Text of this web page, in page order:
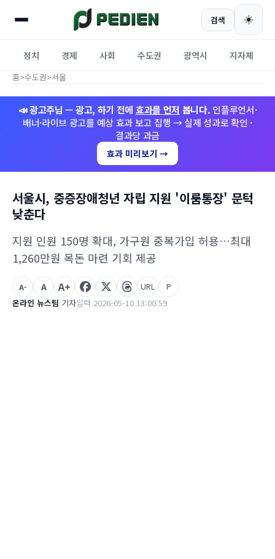
검색 ☀️
정치 경제 사회 수도권 광역시 지자체
홈>수도권>서울
📣 광고주님 — 광고, 하기 전에 효과를 먼저 봅니다. 인플루언서·
배너·라이브 광고를 예상 효과 보고 집행 → 실제 성과로 확인 ·
결과당 과금
효과 미리보기 →
서울시, 중증장애청년 자립 지원 '이룸통장' 문턱
낮춘다
지원 인원 150명 확대, 가구원 중복가입 허용…최대
1,260만원 목돈 마련 기회 제공
온라인 뉴스팀 기자입력 2026-05-10 13:00:59
A- A A+ URL P